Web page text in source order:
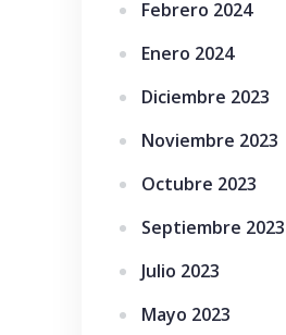
Febrero 2024
Enero 2024
Diciembre 2023
Noviembre 2023
Octubre 2023
Septiembre 2023
Julio 2023
Mayo 2023